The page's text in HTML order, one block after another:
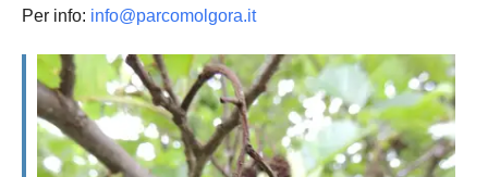
Per info: info@parcomolgora.it